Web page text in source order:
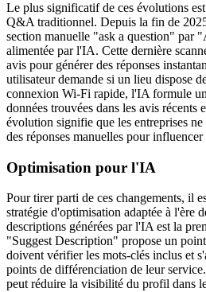
Le plus significatif de ces évolutions
Q&A traditionnel. Depuis la fin de
section manuelle "ask a question" par
alimentée par l'IA. Cette dernière
avis pour générer des réponses
utilisateur demande si un lieu dispose
connexion Wi-Fi rapide, l'IA formule
données trouvées dans les avis
évolution signifie que les entreprises
des réponses manuelles pour
Optimisation pour l'IA
Pour tirer parti de ces changements, il
stratégie d'optimisation adaptée à l'ère
descriptions générées par l'IA est la
"Suggest Description" propose un
doivent vérifier les mots-clés inclus et
points de différenciation de leur
peut réduire la visibilité du profil dans